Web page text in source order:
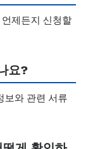
제든지 신청할
요?
보와 관련 서류